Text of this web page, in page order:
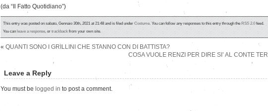
(da “Il Fatto Quotidiano”)
This entry was posted on sabato, Gennaio 30th, 2021 at 21:48 and is filed underCostume. You can follow any responses to this entry through theRSS 2.0feed.
You canleave a response, ortrackbackfrom your own site.
« QUANTI SONO I GRILLINI CHE STANNO CON DI BATTISTA?
COSA VUOLE RENZI PER DIRE SI’ AL CONTE TER
Leave a Reply
You must be logged in to post a comment.